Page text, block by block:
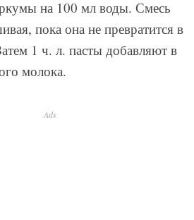
на 100 мл воды. Смесь
пока она не превратится в
1 ч. л. пасты добавляют в
молока.
Ads